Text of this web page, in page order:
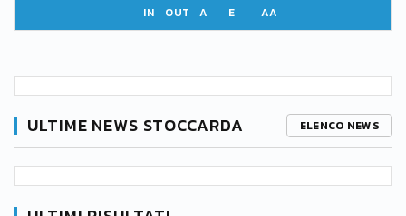
IN OUT A E AA
ULTIME NEWS STOCCARDA ELENCO NEWS